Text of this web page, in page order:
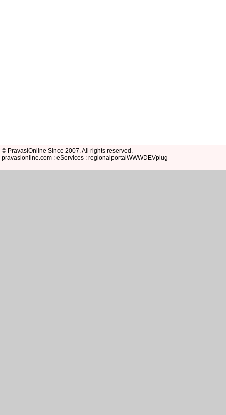
© PravasiOnline Since 2007. All rights reserved.
pravasionline.com : eServices : regionalportalWWWDEVplug